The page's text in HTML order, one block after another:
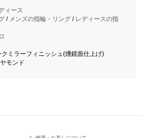
ィース
/ メンズの指輪・リング/ レディースの指
ミラーフィニッシュ(燻鏡面仕上げ)
モンド